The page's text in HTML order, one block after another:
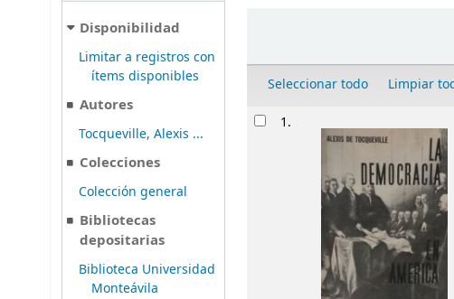
Disponibilidad
Limitar a registros con
ítems disponibles
Autores
Tocqueville, Alexis ...
Colecciones
Colección general
Bibliotecas
depositarias
Biblioteca Universidad
Monteávila
Seleccionar todo Limpiar
Resultados
1.